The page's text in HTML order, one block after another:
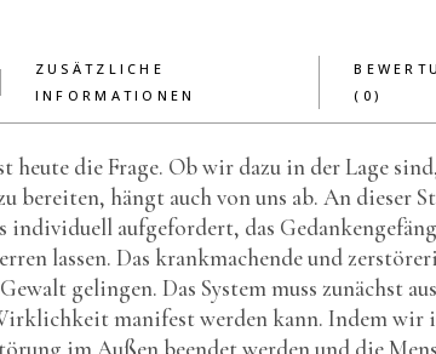
ZUSÄTZLICHE
INFORMATIONEN
(0)
heute die Frage. Ob wir dazu in der Lage
bereiten, hängt auch von uns ab. An dieser
individuell aufgefordert, das
lassen. Das krankmachende und
gelingen. Das System muss zunächst
manifest werden kann. Indem wir
im Außen beendet werden und die